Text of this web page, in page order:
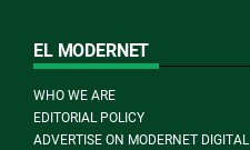
EL MODERNET
WHO WE ARE
EDITORIAL POLICY
ADVERTISE ON MODERNET DIGITAL